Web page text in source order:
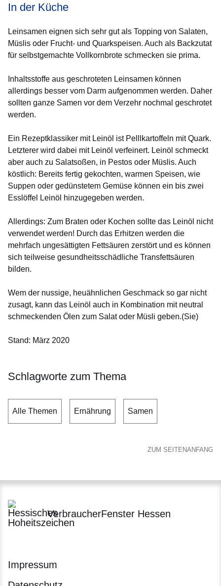
In der Küche
Leinsamen eignen sich sehr gut als Topping von Salaten,
Müslis oder Frucht- und Quarkspeisen. Auch als Backzutat
für selbstgemachte Vollkornbrote schmecken sie prima.
Inhaltsstoffe aus geschroteten Leinsamen können
allerdings besser vom Darm aufgenommen werden. Daher
sollten ganze Samen vor dem Verzehr nochmal geschrotet
werden.
Ein Rezeptklassiker mit Leinöl ist Pelllkartoffeln mit Quark.
Letzterer wird dabei mit Leinöl verfeinert. Leinöl schmeckt
aber auch zu Salatsoßen, in Pestos oder Müslis. Auch
köstlich: Bereits fertig gekochten, warmen Speisen, wie
Suppen oder gedünstetem Gemüse können ein bis zwei
Esslöffel Leinöl hinzugegeben werden.
Allerdings: Zum Braten oder Kochen sollte das Leinöl nicht
verwendet werden! Durch das Erhitzen werden die
mehrfach ungesättigten Fettsäuren zerstört und es können
sich teilweise gesundheitsschädliche Transfettsäuren
bilden.
Wem der nussige, heuähnlichen Geschmack so gar nicht
zusagt, kann das Leinöl auch in Kombination mit neutral
schmeckenden Ölen zum Salat oder Müsli geben.(Sie)
Stand: März 2020
Schlagworte zum Thema
Alle Themen Ernährung Samen
ZUM SEITENANFANG
VerbraucherFenster Hessen
Impressum